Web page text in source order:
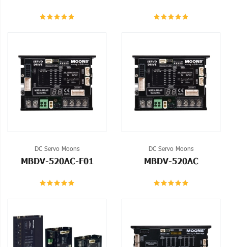
DC Servo Moons
MBDV-520AC-F01
DC Servo Moons
MBDV-520AC